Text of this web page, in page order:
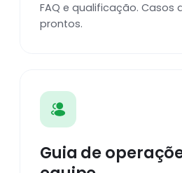
FAQ e qualificação. Casos
prontos.
Guia de